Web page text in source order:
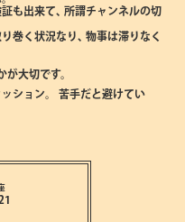
も出来て､ 所謂チャンネルの切
巻く状況なり､ 物事は滞りなく
大切です。
ション。
苦手だと避けてい